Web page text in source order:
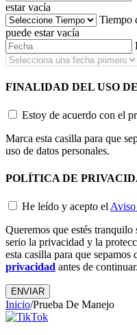
estar vacía
Tiempo
puede estar vacía
FINALIDAD DEL USO
Estoy de acuerdo con el
Marca esta casilla para que
uso de datos personales.
POLÍTICA DE
He leído y acepto el
Queremos que estés
serio la privacidad y la
esta casilla para que sepamos
privacidad antes de continuar.
ENVIAR
Inicio/Prueba De Manejo